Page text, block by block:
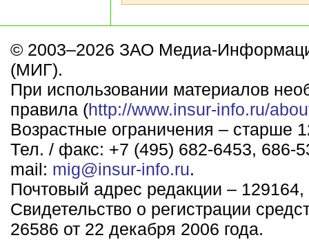
© 2003–2026 ЗАО Медиа-
(МИГ).
При использовании материалов
правила (http://www.insur-info.ru/
Возрастные ограничения – старше
Тел. / факс: +7 (495) 682-6453, 686-
mail: mig@insur-info.ru.
Почтовый адрес редакции –
Свидетельство о регистрации
26586 от 22 декабря 2006 года.